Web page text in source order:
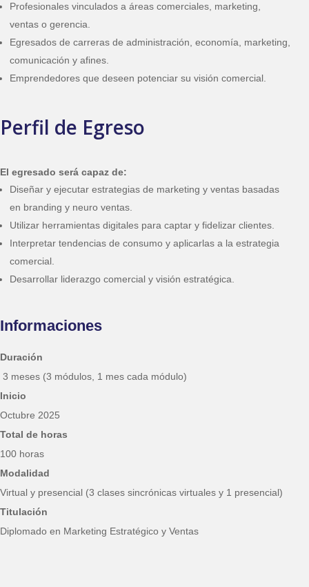
Profesionales vinculados a áreas comerciales, marketing,
ventas o gerencia.
Egresados de carreras de administración, economía, marketing,
comunicación y afines.
Emprendedores que deseen potenciar su visión comercial.
Perfil de Egreso
El egresado será capaz de:
Diseñar y ejecutar estrategias de marketing y ventas basadas
en branding y neuro ventas.
Utilizar herramientas digitales para captar y fidelizar clientes.
Interpretar tendencias de consumo y aplicarlas a la estrategia
comercial.
Desarrollar liderazgo comercial y visión estratégica.
Informaciones
Duración
3 meses (3 módulos, 1 mes cada módulo)
Inicio
Octubre 2025
Total de horas
100 horas
Modalidad
Virtual y presencial (3 clases sincrónicas virtuales y 1 presencial)
Titulación
Diplomado en Marketing Estratégico y Ventas